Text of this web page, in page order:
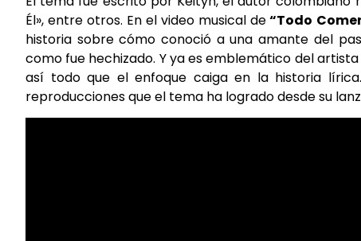
Él», entre otros. En el video musical de“Todo
historia sobre cómo conoció a una amante del
como fue hechizado. Y ya es emblemático del
así todo que el enfoque caiga en la historia
reproducciones que el tema ha logrado desde su